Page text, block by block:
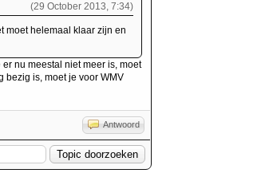
(29 October 2013, 7:34)
moet helemaal klaar zijn en
nu meestal niet meer is, moet
bezig is, moet je voor WMV
Antwoord